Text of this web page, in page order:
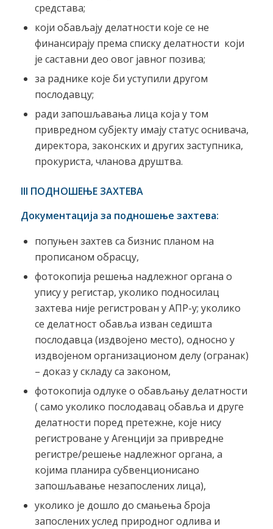
средстава;
који обављају делатности које се не
финансирају према списку делатности који
је сaставни део овог јавног позива;
за раднике које би уступили другом
послодавцу;
ради запошљавања лица која у том
привредном субјекту имају статус оснивача,
директора, законских и других заступника,
прокуриста, чланова друштва.
III ПОДНОШЕЊЕ ЗАХТЕВА
Документација за подношење захтева:
попуњен захтев са бизнис планом на
прописаном обрасцу,
фотокопија решења надлежног органа о
упису у регистар, уколико подносилац
захтева није регистрован у АПР-у; уколико
се делатност обавља изван седишта
послодавца (издвојено место), односно у
издвојеном организационом делу (огранак)
– доказ у складу са законом,
фотокопија одлуке о обављању делатности
( само уколико послодавац обавља и друге
делатности поред претежне, које нису
регистроване у Агенцији за привредне
регистре/решење надлежног органа, а
којима планира субвенционисано
запошљавање незапослених лица),
уколико је дошло до смањења броја
запослених услед природног одлива и